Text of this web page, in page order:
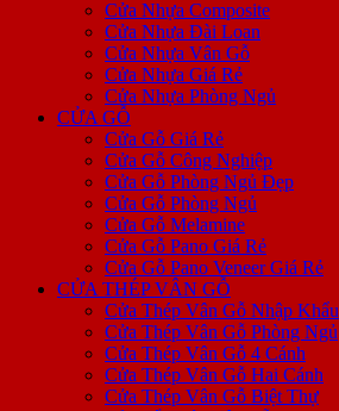
Cửa Nhựa Composite
Cửa Nhựa Đài Loan
Cửa Nhựa Vân Gỗ
Cửa Nhựa Giá Rẻ
Cửa Nhựa Phòng Ngủ
CỬA GỖ
Cửa Gỗ Giá Rẻ
Cửa Gỗ Công Nghiệp
Cửa Gỗ Phòng Ngủ Đẹp
Cửa Gỗ Phòng Ngủ
Cửa Gỗ Melamine
Cửa Gỗ Pano Giá Rẻ
Cửa Gỗ Pano Veneer Giá Rẻ
CỬA THÉP VÂN GỖ
Cửa Thép Vân Gỗ Nhập Khẩu
Cửa Thép Vân Gỗ Phòng Ngủ
Cửa Thép Vân Gỗ 4 Cánh
Cửa Thép Vân Gỗ Hai Cánh
Cửa Thép Vân Gỗ Biệt Thự